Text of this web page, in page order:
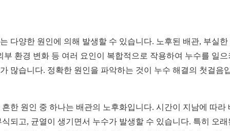
다양한 원인에 의해 발생할 수 있습니다. 노후된 배관, 부실한
부 환경 변화 등 여러 요인이 복합적으로 작용하여 누수를 일으
많습니다. 정확한 원인을 파악하는 것이 누수 해결의 첫걸음
흔한 원인 중 하나는 배관의 노후화입니다. 시간이 지남에 따라
식되고, 균열이 생기면서 누수가 발생할 수 있습니다. 특히 오래